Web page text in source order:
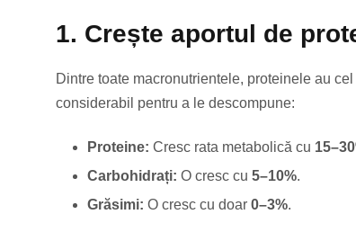
1. Crește aportul de
Dintre toate macronutrientele, proteinele au
considerabil pentru a le descompune:
Proteine: Cresc rata metabolică cu
Carbohidrați: O cresc cu 5–10%.
Grăsimi: O cresc cu doar 0–3%.